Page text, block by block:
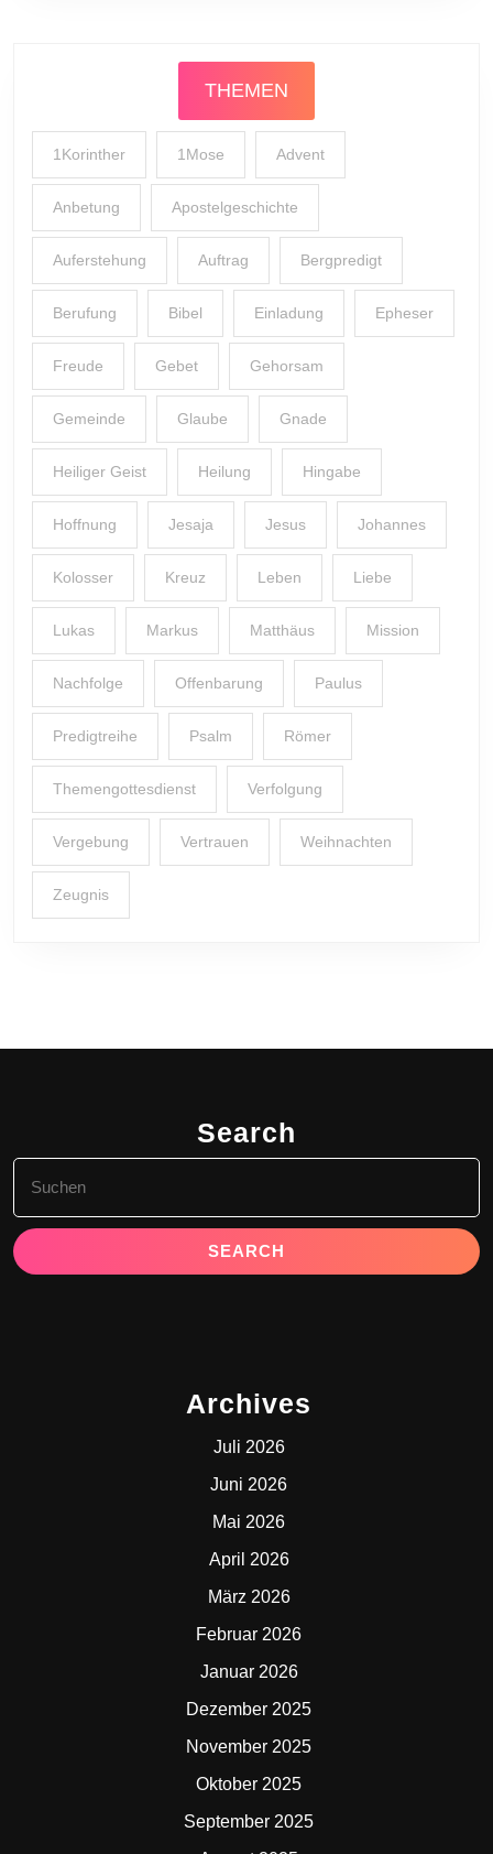
THEMEN
1Korinther 1Mose Advent
Anbetung Apostelgeschichte
Auferstehung Auftrag Bergpredigt
Berufung Bibel Einladung Epheser
Freude Gebet Gehorsam
Gemeinde Glaube Gnade
Heiliger Geist Heilung Hingabe
Hoffnung Jesaja Jesus Johannes
Kolosser Kreuz Leben Liebe
Lukas Markus Matthäus Mission
Nachfolge Offenbarung Paulus
Predigtreihe Psalm Römer
Themengottesdienst Verfolgung
Vergebung Vertrauen Weihnachten
Zeugnis
Search
for:
Archives
Juli 2026
Juni 2026
Mai 2026
April 2026
März 2026
Februar 2026
Januar 2026
Dezember 2025
November 2025
Oktober 2025
September 2025